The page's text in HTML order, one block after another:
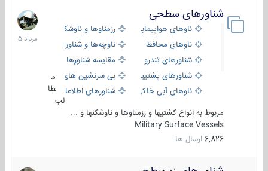
شناورهای سطحی
ناوهای هواپیمابر و بالگرد بررزمناوها و ناوشکن‌ها
ناوهای محافظ
ناوچه‌ها و شناورهای گشتی
شناورهای تندرو
مقایسه شناورها
شناورهای پشتیبانی
بی سرنشین های دریایی
ناوهای آبی خاکی و نیروبرشناورهای اطلاعاتی و جاسوسی
طا
لب
مربوط به انواع کشتیها و رزمناوها و ناوشکنها و ...
Military Surface Vessels
6,826 ارسال ها
2
مرداد
1405